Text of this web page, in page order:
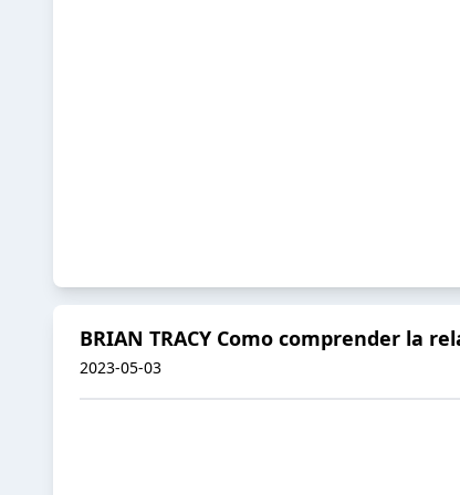
BRIAN TRACY Como comprender la
2023-05-03